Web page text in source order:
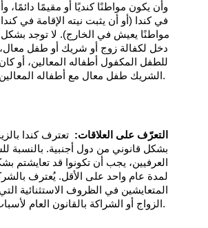
للطفل المكفول أطفاله المعالين، أو
التعرّف على العلاقات: